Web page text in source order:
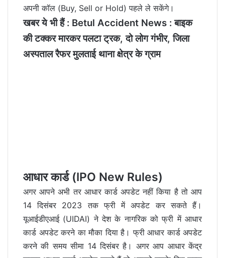
अपनी कॉल (Buy, Sell or Hold) पहले ले सकेंगे।
खबर ये भी हैं : Betul Accident News : बाइक
की टक्कर मारकर पलटा ट्रक, दो लोग गंभीर, जिला
अस्पताल रैफर मुलताई थाना क्षेत्र के ग्राम
आधार कार्ड (IPO New Rules)
अगर आपने अभी तर आधार कार्ड अपडेट नहीं किया है तो आप
14 दिसंबर 2023 तक फ्री में अपडेट कर सकते हैं।
यूआईडीएआई (UIDAI) ने देश के नागरिक को फ्री में आधार
कार्ड अपडेट करने का मौका दिया है। फ्री आधार कार्ड अपडेट
करने की समय सीमा 14 दिसंबर है। अगर आप आधार केंद्र